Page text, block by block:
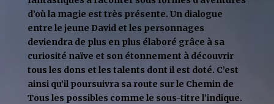
d’où la magie est très présente. Un dialogue
entre le jeune David et les personnages
deviendra de plus en plus élaboré grâce à sa
curiosité naïve et son étonnement à découvrir
tous les dons et les talents dont il est doté. C’est
ainsi qu’il poursuivra sa route sur le Chemin de
Tous les possibles comme le sous-titre l’indique.